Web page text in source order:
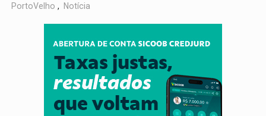
PortoVelho , Notícia